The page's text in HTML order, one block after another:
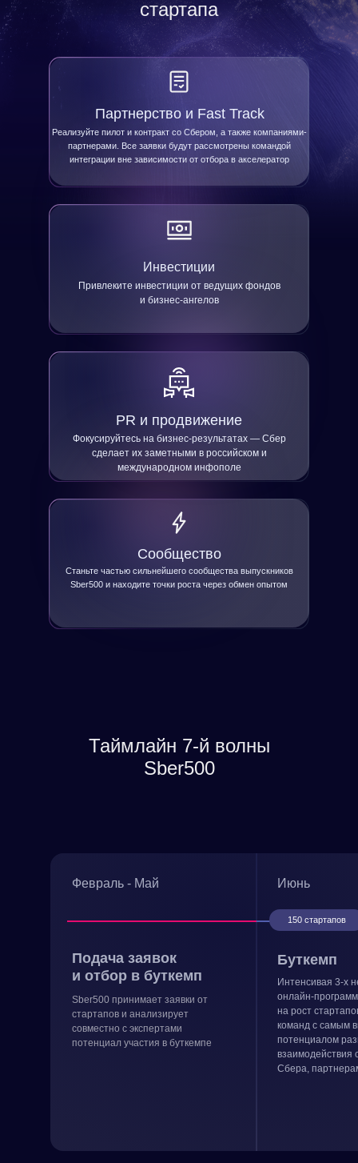
Партнерство и Fast Track
Инвестиции
PR и продвижение
Сообщество
Реализуйте пилот и контракт со Сбером, а также компаниями-
партнерами. Все заявки будут рассмотрены командой
интеграции вне зависимости от отбора в акселератор
Фокусируйтесь на бизнес-результатах — Сбер
сделает их заметными в российском и
международном инфополе
Станьте частью сильнейшего сообщества выпускников
Sber500 и находите точки роста через обмен опытом
Привлеките инвестиции от ведущих фондов
и бизнес-ангелов
стартапа
Таймлайн 7-й волны
Sber500
Февраль - Май
Подача заявок
и отбор в буткемп
Sber500 принимает заявки от
стартапов и анализирует
совместно с экспертами
потенциал участия в буткемпе
Июнь
Буткемп
Интенсивая 3-х
онлайн-
на рост
команд с самым
потенциалом
взаимодействия
Сбера,
150 стартапов